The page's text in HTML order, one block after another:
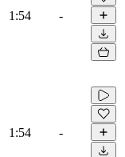
1:54 -
1:54 -